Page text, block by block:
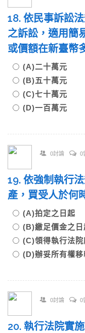
18. 依民事訴訟
之訴訟，適用簡
或價額在新臺幣
(A)二十萬元
(B)五十萬元
(C)七十萬元
(D)一百萬元
0討論 0
19. 依強制執行
產，買受人於何
(A)拍定之日起
(B)繳足價金之
(C)領得執行法
(D)辦妥所有權
0討論 0
20. 執行法院實